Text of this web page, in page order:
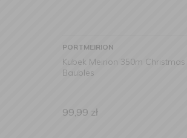
PORTMEIRION
Kubek Meirion 350m Christmas
Baubles
99,99 zł